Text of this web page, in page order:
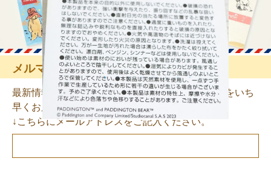
メルマガ登録・解除
最新情報やお得なフェアのご案内、お知らせなどをいち
早くお届けします！
↓こちらにメールアドレスをご記入ください。